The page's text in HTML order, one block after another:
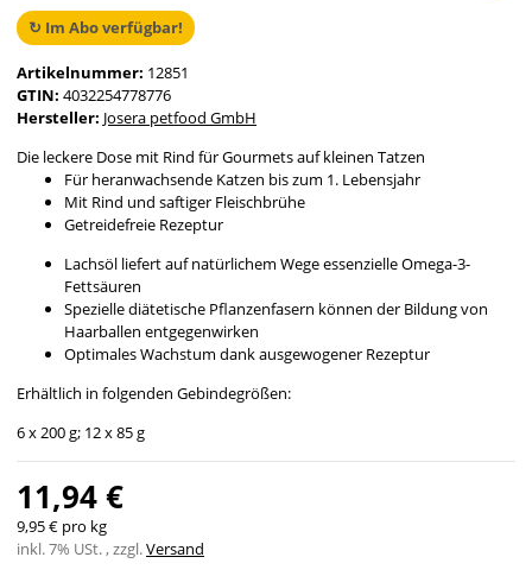
↻ Im Abo verfügbar!
Artikelnummer: 12851
GTIN: 4032254778776
Hersteller: Josera petfood GmbH
Die leckere Dose mit Rind für Gourmets auf kleinen Tatzen
Für heranwachsende Katzen bis zum 1. Lebensjahr
Mit Rind und saftiger Fleischbrühe
Getreidefreie Rezeptur
Lachsöl liefert auf natürlichem Wege essenzielle Omega-3-
Fettsäuren
Spezielle diätetische Pflanzenfasern können der Bildung von
Haarballen entgegenwirken
Optimales Wachstum dank ausgewogener Rezeptur
Erhältlich in folgenden Gebindegrößen:
6 x 200 g; 12 x 85 g
11,94 €
9,95 € pro kg
inkl. 7% USt. , zzgl.Versand